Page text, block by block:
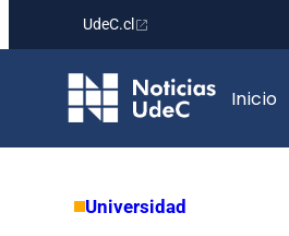
contenido
UdeC.cl
Inicio
Universidad